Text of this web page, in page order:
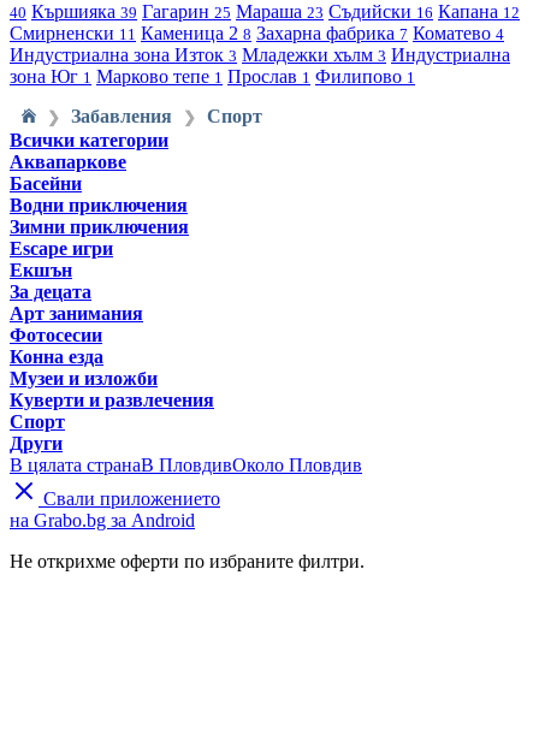
40 Кършияка 39 Гагарин 25 Мараша 23 Съдийски 16 Капана 12
Смирненски 11 Каменица 2 8 Захарна фабрика 7 Коматево 4
Индустриална зона Изток 3 Младежки хълм 3 Индустриална
зона Юг 1 Марково тепе 1 Прослав 1 Филипово 1
❯ Забавления ❯
Спорт
Всички категории
Аквапаркове
Басейни
Водни приключения
Зимни приключения
Escape игри
Екшън
За децата
Арт занимания
Фотосесии
Конна езда
Музеи и изложби
Куверти и развлечения
Спорт
Други
В цялата странаВ ПловдивОколо Пловдив
Свали приложението
на Grabo.bg за Android
Не открихме оферти по избраните филтри.